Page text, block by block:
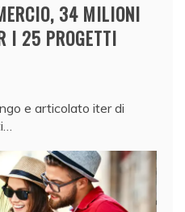
34 MILIONI
I 25 PROGETTI
e articolato iter di